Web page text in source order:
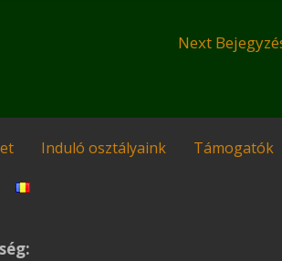
Next
Induló osztályaink Támogatók